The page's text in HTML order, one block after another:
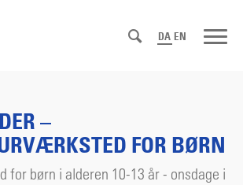
DA EN
–
FOR BØRN
for børn i alderen 10-13 år - onsdage i